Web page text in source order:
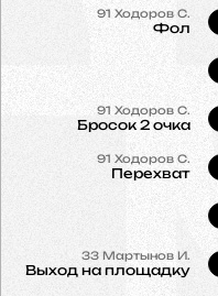
91 Ходоров С.
Фол
91 Ходоров С.
Бросок 2 очка
91 Ходоров С.
Перехват
33 Мартынов И.
Выход на площадку